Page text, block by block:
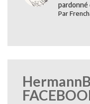
pardonné
Par